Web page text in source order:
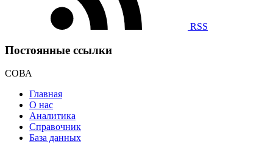
RSS
Постоянные ссылки
СОВА
Главная
О нас
Аналитика
Справочник
База данных